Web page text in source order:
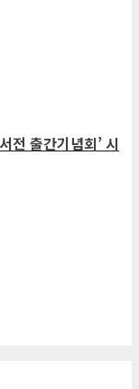
전 출간기념회’ 시